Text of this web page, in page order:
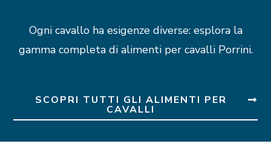
Ogni cavallo ha esigenze diverse: esplora la
gamma completa di alimenti per cavalli Porrini.
SCOPRI TUTTI GLI ALIMENTI PER
CAVALLI